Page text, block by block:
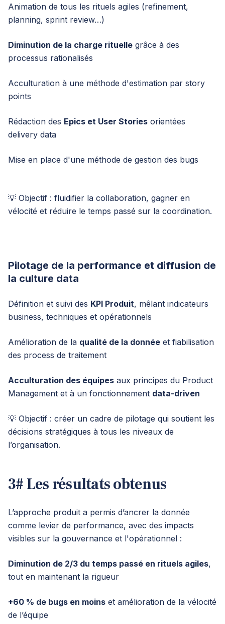
Animation de tous les rituels agiles (refinement,
planning, sprint review…)
Diminution de la charge rituelle grâce à des
processus rationalisés
Acculturation à une méthode d'estimation par story
points
Rédaction des Epics et User Stories orientées
delivery data
Mise en place d'une méthode de gestion des bugs
💡 Objectif : fluidifier la collaboration, gagner en
vélocité et réduire le temps passé sur la coordination.
Pilotage de la performance et diffusion de
la culture data
Définition et suivi des KPI Produit, mêlant indicateurs
business, techniques et opérationnels
Amélioration de la qualité de la donnée et fiabilisation
des process de traitement
Acculturation des équipes aux principes du Product
Management et à un fonctionnement data-driven
💡 Objectif : créer un cadre de pilotage qui soutient les
décisions stratégiques à tous les niveaux de
l’organisation.
3# Les résultats obtenus
L’approche produit a permis d’ancrer la donnée
comme levier de performance, avec des impacts
visibles sur la gouvernance et l'opérationnel :
Diminution de 2/3 du temps passé en rituels agiles,
tout en maintenant la rigueur
+60 % de bugs en moins et amélioration de la vélocité
de l’équipe